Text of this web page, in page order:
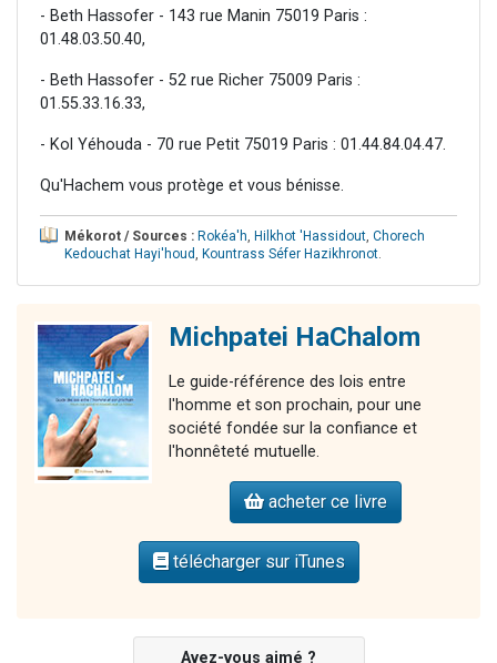
- Beth Hassofer - 143 rue Manin 75019 Paris :
01.48.03.50.40,
- Beth Hassofer - 52 rue Richer 75009 Paris :
01.55.33.16.33,
- Kol Yéhouda - 70 rue Petit 75019 Paris : 01.44.84.04.47.
Qu'Hachem vous protège et vous bénisse.
Mékorot / Sources : Rokéa'h, Hilkhot 'Hassidout, Chorech
Kedouchat Hayi'houd, Kountrass Séfer Hazikhronot.
Michpatei HaChalom
Le guide-référence des lois entre
l'homme et son prochain, pour une
société fondée sur la confiance et
l'honnêteté mutuelle.
acheter ce livre
télécharger sur iTunes
Avez-vous aimé ?